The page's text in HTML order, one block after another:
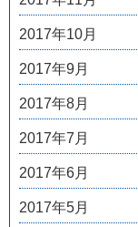
2017年10月
2017年9月
2017年8月
2017年7月
2017年6月
2017年5月